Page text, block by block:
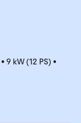
• 9 kW (12 PS) •